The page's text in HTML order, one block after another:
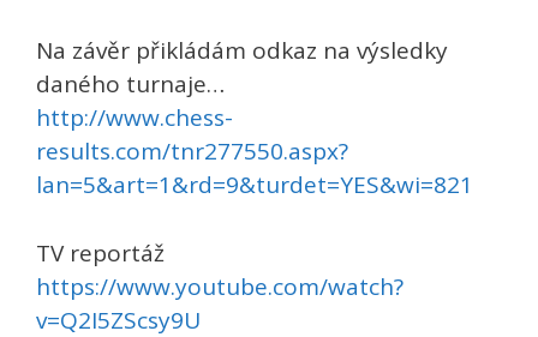
Na závěr přikládám odkaz na výsledky
daného turnaje…
http://www.chess-
results.com/tnr277550.aspx?
lan=5&art=1&rd=9&turdet=YES&wi=821
TV reportáž
https://www.youtube.com/watch?
v=Q2I5ZScsy9U